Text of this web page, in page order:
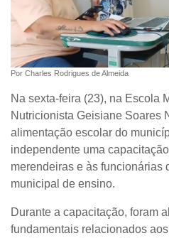
Por Charles Rodrigues de Almeida
Na sexta-feira (23), na Escola
Nutricionista Geisiane Soares
alimentação escolar do
independente uma
merendeiras e às funcionárias
municipal de ensino.
Durante a capacitação, foram
fundamentais relacionados